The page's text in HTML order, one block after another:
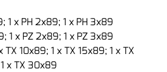
1 x PH 2x89; 1 x PH 3x89
1 x PZ 2x89; 1 x PZ 3x89
10x89; 1 x TX 15x89; 1 x TX
x TX 30x89